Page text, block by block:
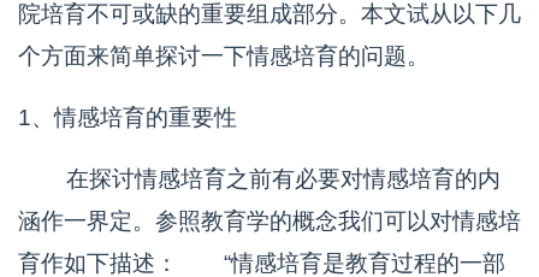
院培育不可或缺的重要组成部分。本文试从以下几
个方面来简单探讨一下情感培育的问题。
1、情感培育的重要性
在探讨情感培育之前有必要对情感培育的内
涵作一界定。参照教育学的概念我们可以对情感培
育作如下描述： “情感培育是教育过程的一部